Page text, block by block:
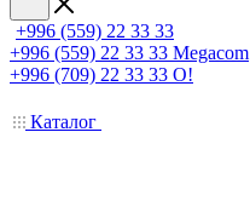
+996 (559) 22 33 33
+996 (559) 22 33 33 Megacom
+996 (709) 22 33 33 O!
Каталог